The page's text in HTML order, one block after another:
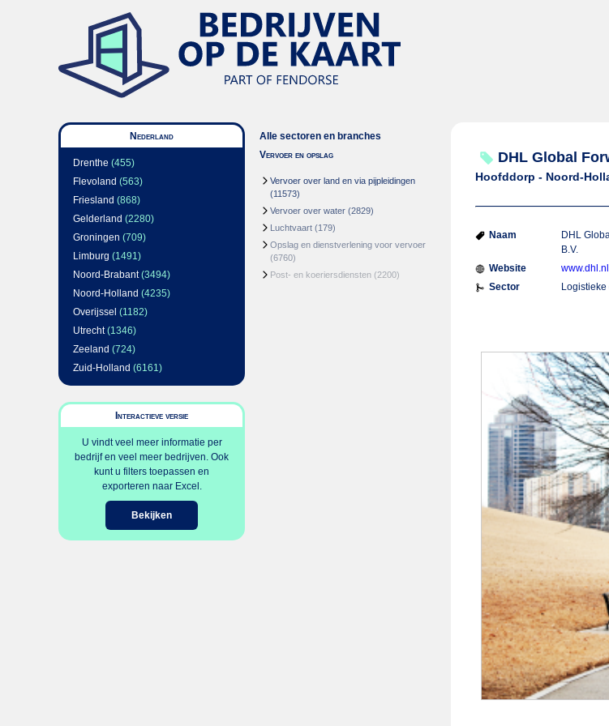
Nederland
Drenthe (455)
Flevoland (563)
Friesland (868)
Gelderland (2280)
Groningen (709)
Limburg (1491)
Noord-Brabant(3494)
Noord-Holland (4235)
Overijssel (1182)
Utrecht(1346)
Zeeland (724)
Zuid-Holland (6161)
Interactieve versie
U vindt veel meer informatie per
bedrijf en veel meer bedrijven. Ook
kunt u filters toepassen en
exporteren naar Excel.
Bekijken
Alle sectoren en branches
Vervoer en opslag
Vervoer over land en via pijpleidingen
(11573)
Vervoer over water (2829)
Luchtvaart (179)
Opslag en dienstverlening voor vervoer
(6760)
Post- en koeriersdiensten (2200)
DHL Global
Hoofddorp - Noord-
Naam
DHL
B.V.
Website
www.dhl.nl
Sector